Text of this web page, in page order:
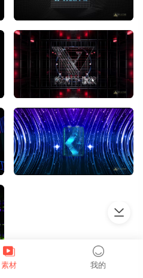
上拉加载
素材 我的